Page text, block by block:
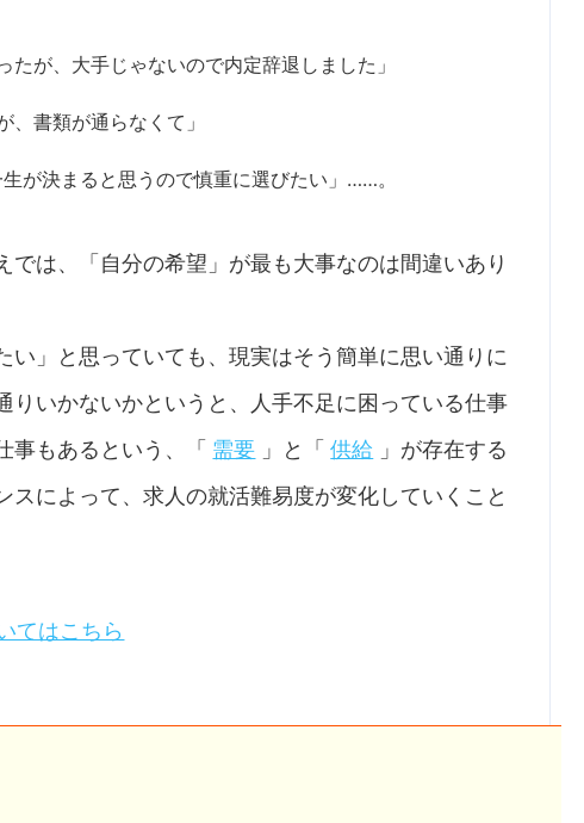
たが、大手じゃないので内定辞退しました」
、書類が通らなくて」
生が決まると思うので慎重に選びたい」……。
では、「自分の希望」が最も大事なのは間違いあり
い」と思っていても、現実はそう簡単に思い通りに
りいかないかというと、人手不足に困っている仕事
事もあるという、「 需要 」と「 供給 」が存在する
スによって、求人の就活難易度が変化していくこと
てはこちら